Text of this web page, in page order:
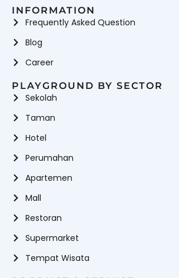
INFORMATION
Frequently Asked Question
Blog
Career
PLAYGROUND BY SECTOR
Sekolah
Taman
Hotel
Perumahan
Apartemen
Mall
Restoran
Supermarket
Tempat Wisata